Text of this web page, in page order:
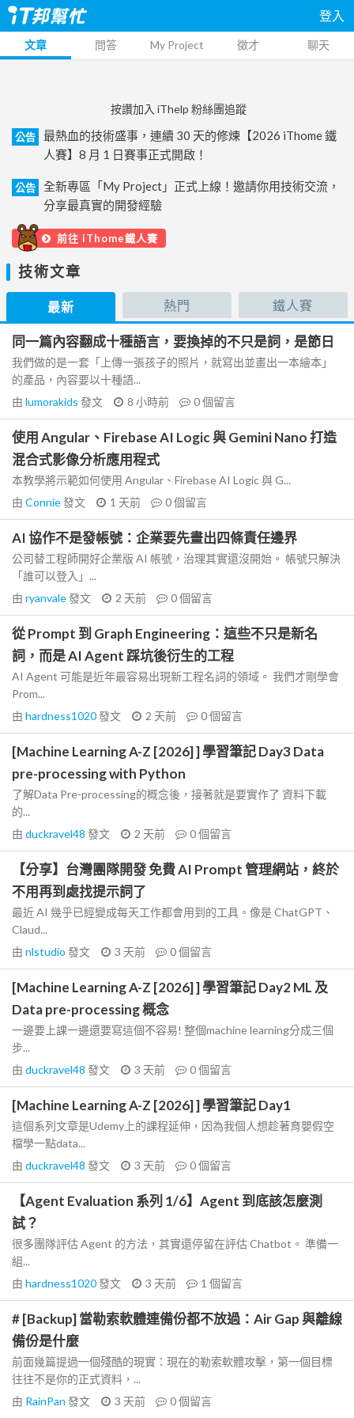
登入
文章 問答 My Project 徵才 聊天
按讚加入 iThelp 粉絲團追蹤
公告
最熱血的技術盛事，連續 30 天的修煉【2026 iThome 鐵
人賽】8 月 1 日賽事正式開啟！
公告
全新專區「My Project」正式上線！邀請你用技術交流，
分享最真實的開發經驗
前往 iThome鐵人賽
技術文章
最新 熱門 鐵人賽
同一篇內容翻成十種語言，要換掉的不只是詞，是節日
我們做的是一套「上傳一張孩子的照片，就寫出並畫出一本繪本」
的產品，內容要以十種語...
由 lumorakids 發文 8 小時前 0個留言
使用 Angular、Firebase AI Logic 與 Gemini Nano 打造
混合式影像分析應用程式
本教學將示範如何使用 Angular、Firebase AI Logic 與 G...
由 Connie發文 1 天前 0個留言
AI 協作不是發帳號：企業要先畫出四條責任邊界
公司替工程師開好企業版 AI 帳號，治理其實還沒開始。 帳號只解決
「誰可以登入」...
由 ryanvale發文 2 天前 0個留言
從 Prompt 到 Graph Engineering：這些不只是新名
詞，而是 AI Agent 踩坑後衍生的工程
AI Agent 可能是近年最容易出現新工程名詞的領域。 我們才剛學會
Prom...
由 hardness1020發文 2 天前 0個留言
[Machine Learning A-Z [2026] ] 學習筆記 Day3 Data
pre-processing with Python
了解Data Pre-processing的概念後，接著就是要實作了 資料下載
的...
由 duckravel48 發文 2 天前 0個留言
【分享】台灣團隊開發 免費 AI Prompt 管理網站，終於
不用再到處找提示詞了
最近 AI 幾乎已經變成每天工作都會用到的工具。像是 ChatGPT、
Claud...
由 nlstudio 發文 3 天前 0個留言
[Machine Learning A-Z [2026] ] 學習筆記 Day2 ML 及
Data pre-processing 概念
一邊要上課一邊還要寫這個不容易! 整個machine learning分成三個
步...
由 duckravel48 發文 3 天前 0個留言
[Machine Learning A-Z [2026] ] 學習筆記 Day1
這個系列文章是Udemy上的課程延伸，因為我個人想趁著育嬰假空
檔學一點data...
由 duckravel48 發文 3 天前 0個留言
【Agent Evaluation 系列 1/6】Agent 到底該怎麼測
試？
很多團隊評估 Agent 的方法，其實還停留在評估 Chatbot。 準備一
組...
由 hardness1020發文 3 天前 1 個留言
# [Backup] 當勒索軟體連備份都不放過：Air Gap 與離線
備份是什麼
前面幾篇提過一個殘酷的現實：現在的勒索軟體攻擊，第一個目標
往往不是你的正式資料，...
由 RainPan 發文 3 天前 0個留言